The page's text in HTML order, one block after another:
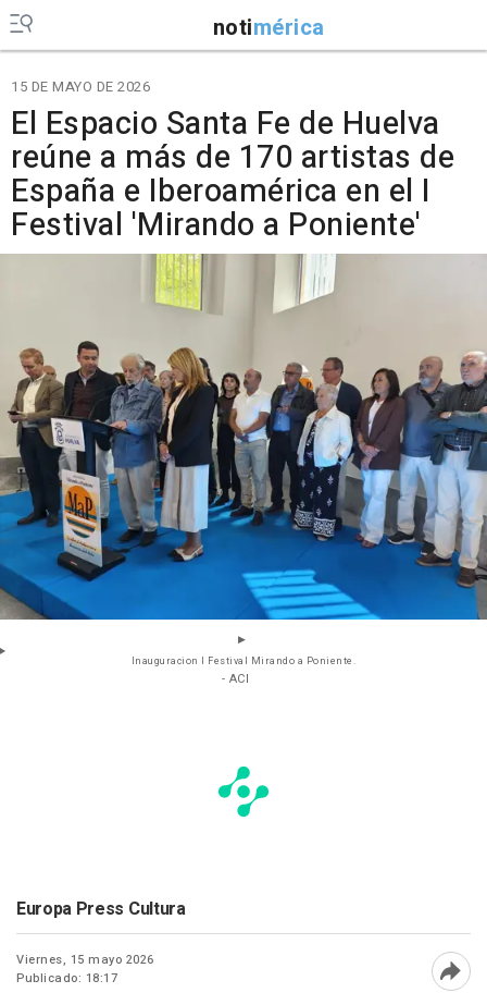
notimérica
15 DE MAYO DE 2026
El Espacio Santa Fe de Huelva
reúne a más de 170 artistas de
España e Iberoamérica en el I
Festival 'Mirando a Poniente'
Inauguracion I Festival Mirando a Poniente.
- ACI
Europa Press Cultura
Viernes, 15 mayo 2026
Publicado: 18:17